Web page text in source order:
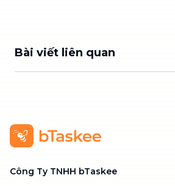
Bài viết liên quan
Công Ty TNHH bTaskee